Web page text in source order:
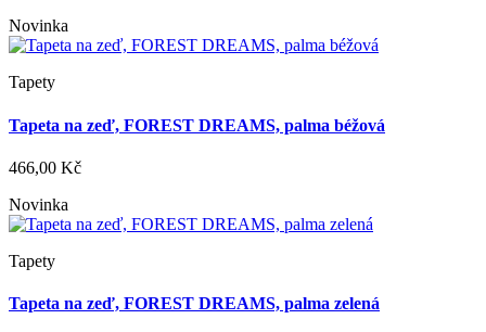
Novinka
Tapety
Tapeta na zeď, FOREST DREAMS, palma béžová
466,00 Kč
Novinka
Tapety
Tapeta na zeď, FOREST DREAMS, palma zelená